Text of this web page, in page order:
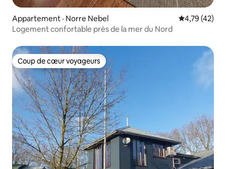
Appartement · Norre Nebel Note
4,79 (42)
Logement confortable près de la mer du Nord
Coup de cœur voyageurs
Coup de cœur voyageurs